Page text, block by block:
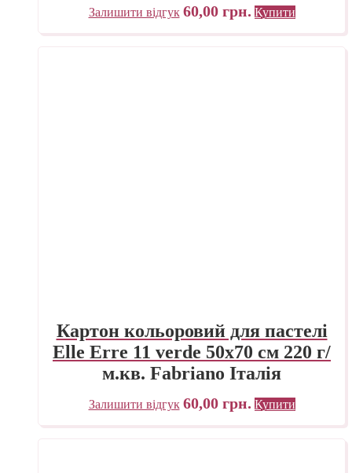
Залишити відгук 60,00 грн. Купити
Картон кольоровий для пастелі
Elle Erre 11 verde 50х70 см 220 г/
м.кв. Fabriano Італія
Залишити відгук 60,00 грн. Купити